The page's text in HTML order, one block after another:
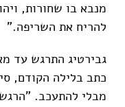
מנבא בו שחורות,
להריח את השריפה."
גבירטיג התרגש עד
כתב בלילה הקודם,
מבלי להתעכב.